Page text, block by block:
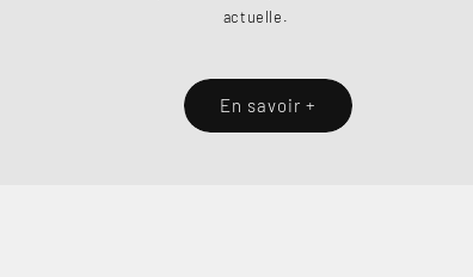
actuelle.
En savoir +